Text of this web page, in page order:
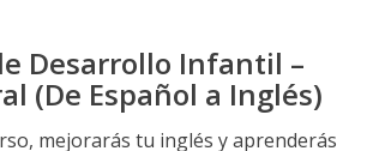
Desarrollo Infantil –
(De Español a Inglés)
mejorarás tu inglés y aprenderás